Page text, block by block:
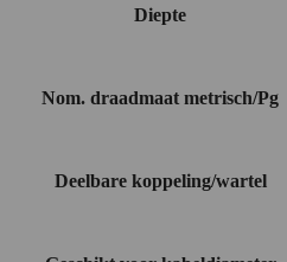
Diepte
Nom. draadmaat metrisch/Pg
Deelbare koppeling/wartel